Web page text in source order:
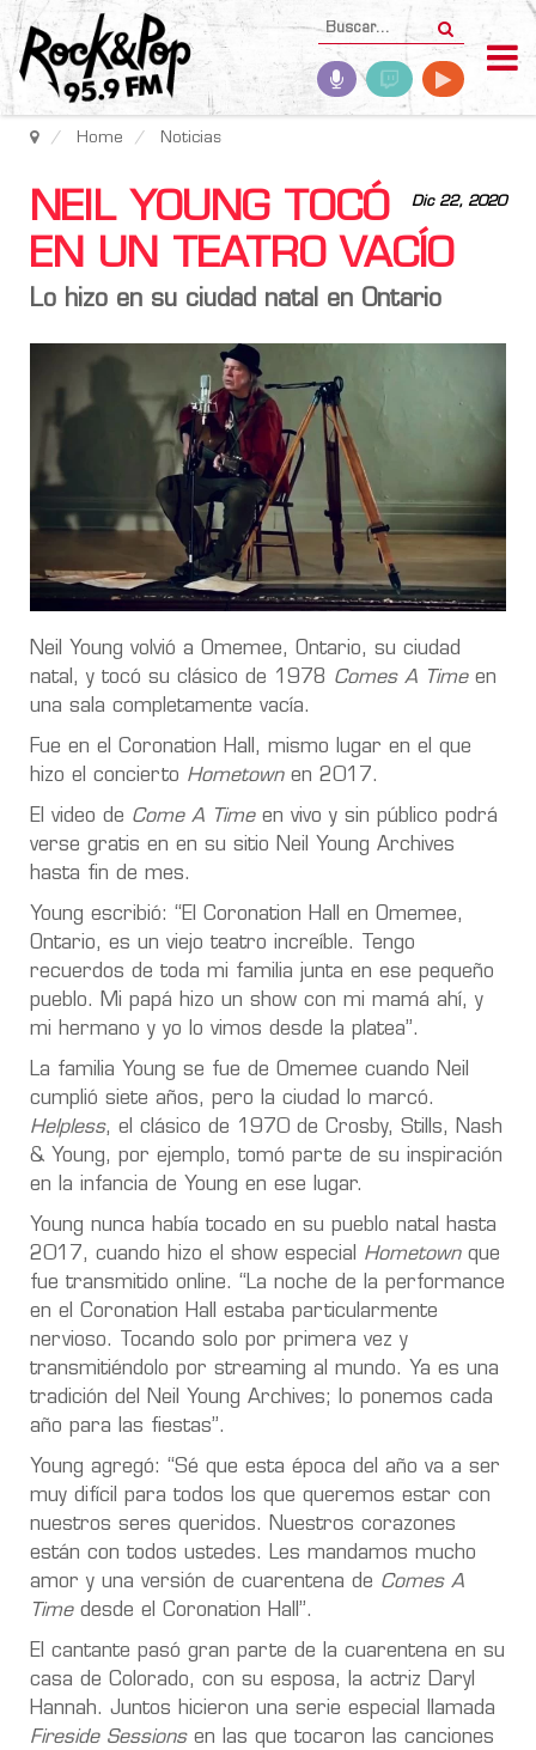
Home Noticias
Dic 22, 2020
NEIL YOUNG TOCÓ
EN UN TEATRO VACÍO
Lo hizo en su ciudad natal en Ontario
Neil Young volvió a Omemee, Ontario, su ciudad
natal, y tocó su clásico de 1978 Comes A Time en
una sala completamente vacía.
Fue en el Coronation Hall, mismo lugar en el que
hizo el concierto Hometown en 2017.
El video de Come A Time en vivo y sin público podrá
verse gratis en en su sitio Neil Young Archives
hasta fin de mes.
Young escribió: “El Coronation Hall en Omemee,
Ontario, es un viejo teatro increíble. Tengo
recuerdos de toda mi familia junta en ese pequeño
pueblo. Mi papá hizo un show con mi mamá ahí, y
mi hermano y yo lo vimos desde la platea”.
La familia Young se fue de Omemee cuando Neil
cumplió siete años, pero la ciudad lo marcó.
Helpless, el clásico de 1970 de Crosby, Stills, Nash
& Young, por ejemplo, tomó parte de su inspiración
en la infancia de Young en ese lugar.
Young nunca había tocado en su pueblo natal hasta
2017, cuando hizo el show especial Hometownque
fue transmitido online. “La noche de la performance
en el Coronation Hall estaba particularmente
nervioso. Tocando solo por primera vez y
transmitiéndolo por streaming al mundo. Ya es una
tradición del Neil Young Archives; lo ponemos cada
año para las fiestas”.
Young agregó: “Sé que esta época del año va a ser
muy difícil para todos los que queremos estar con
nuestros seres queridos. Nuestros corazones
están con todos ustedes. Les mandamos mucho
amor y una versión de cuarentena de Comes A
Timedesde el Coronation Hall”.
El cantante pasó gran parte de la cuarentena en su
casa de Colorado, con su esposa, la actriz Daryl
Hannah. Juntos hicieron una serie especial llamada
Fireside Sessionsen las que tocaron las canciones